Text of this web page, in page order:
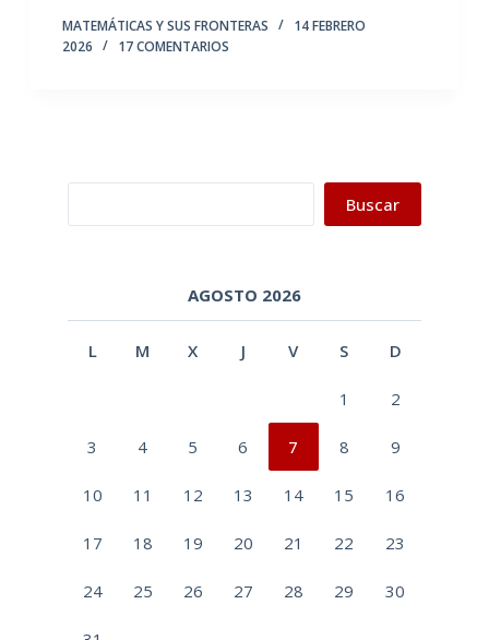
MATEMÁTICAS Y SUS FRONTERAS
14 FEBRERO
2026
17 COMENTARIOS
Buscar
AGOSTO 2026
L M X J V S D
1 2
3 4 5 6 7 8 9
10 11 12 13 14 15 16
17 18 19 20 21 22 23
24 25 26 27 28 29 30